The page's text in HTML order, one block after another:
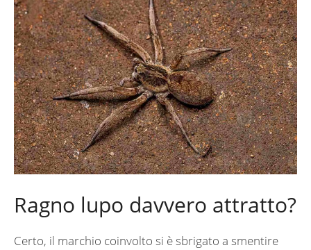
Ragno lupo davvero attratto?
Certo, il marchio coinvolto si è sbrigato a smentire